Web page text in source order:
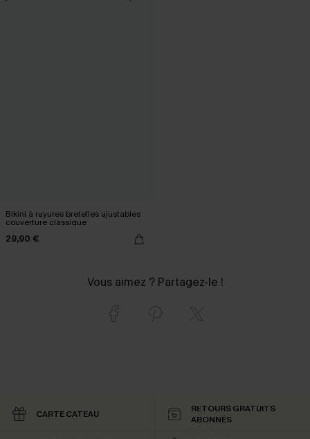
Bikini à rayures bretelles ajustables
couverture classique
29,90 €
Vous aimez ? Partagez-le !
CARTE CATEAU
RETOURS GRATUITS
ABONNÉS